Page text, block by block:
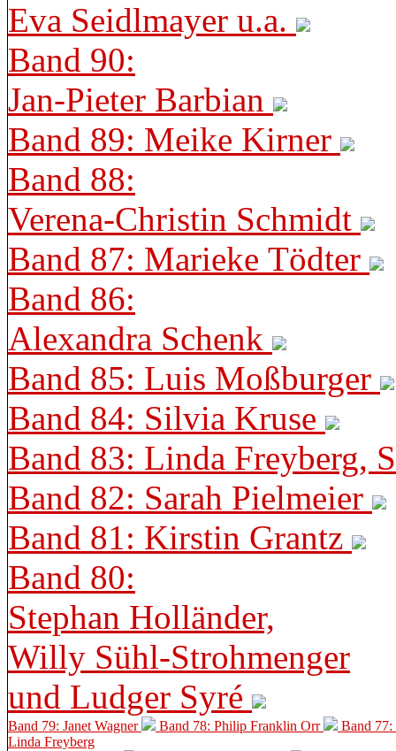
Eva Seidlmayer u.a.
Band 90:
Jan-Pieter Barbian
Band 89: Meike Kirner
Band 88:
Verena-Christin Schmidt
Band 87: Marieke Tödter
Band 86:
Alexandra Schenk
Band 85: Luis Moßburger
Band 84: Silvia Kruse
Band 83: Linda Freyberg,
Band 82: Sarah Pielmeier
Band 81: Kirstin Grantz
Band 80:
Stephan Holländer,
Willy Sühl-Strohmenger
und Ludger Syré
Band 79: Janet Wagner Band 78: Philip Franklin Orr
Band
Linda Freyberg